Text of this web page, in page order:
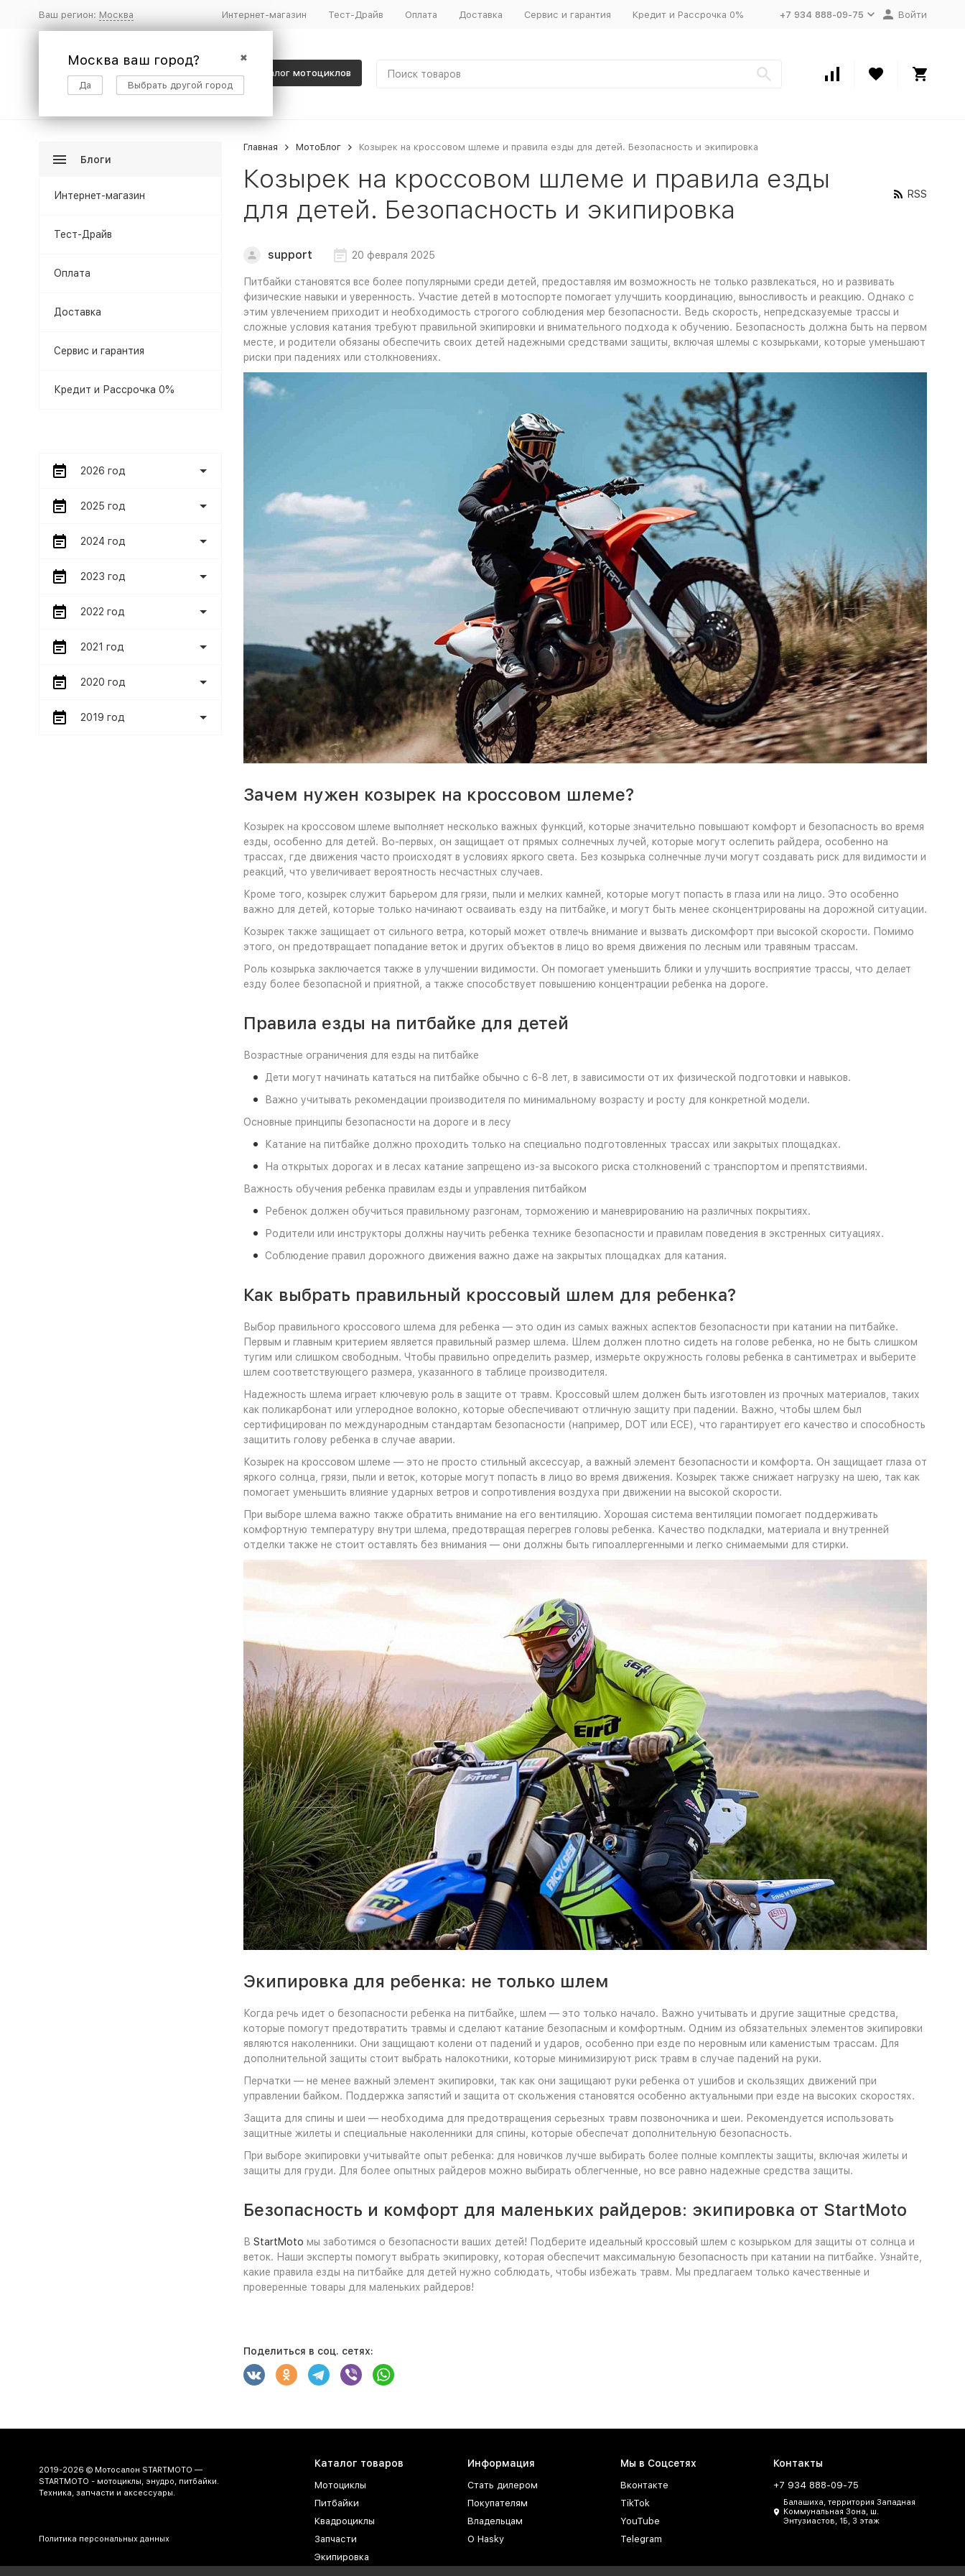
Ваш регион: Москва
✖
Москва ваш город?
Да Выбрать другой город
Интернет-магазин Тест-Драйв Оплата Доставка Сервис и гарантия Кредит и Рассрочка 0% +7 934 888-09-75 Войти
Каталог мотоциклов
Главная МотоБлог Козырек на кроссовом шлеме и правила езды для детей. Безопасность и экипировка
Козырек на кроссовом шлеме и правила езды
для детей. Безопасность и экипировка
RSS
support 20 февраля 2025
Питбайки становятся все более популярными среди детей, предоставляя им возможность не только развлекаться, но и развивать
физические навыки и уверенность. Участие детей в мотоспорте помогает улучшить координацию, выносливость и реакцию. Однако с
этим увлечением приходит и необходимость строгого соблюдения мер безопасности. Ведь скорость, непредсказуемые трассы и
сложные условия катания требуют правильной экипировки и внимательного подхода к обучению. Безопасность должна быть на первом
месте, и родители обязаны обеспечить своих детей надежными средствами защиты, включая шлемы с козырьками, которые уменьшают
риски при падениях или столкновениях.
Зачем нужен козырек на кроссовом шлеме?
Козырек на кроссовом шлеме выполняет несколько важных функций, которые значительно повышают комфорт и безопасность во время
езды, особенно для детей. Во-первых, он защищает от прямых солнечных лучей, которые могут ослепить райдера, особенно на
трассах, где движения часто происходят в условиях яркого света. Без козырька солнечные лучи могут создавать риск для видимости и
реакций, что увеличивает вероятность несчастных случаев.
Кроме того, козырек служит барьером для грязи, пыли и мелких камней, которые могут попасть в глаза или на лицо. Это особенно
важно для детей, которые только начинают осваивать езду на питбайке, и могут быть менее сконцентрированы на дорожной ситуации.
Козырек также защищает от сильного ветра, который может отвлечь внимание и вызвать дискомфорт при высокой скорости. Помимо
этого, он предотвращает попадание веток и других объектов в лицо во время движения по лесным или травяным трассам.
Роль козырька заключается также в улучшении видимости. Он помогает уменьшить блики и улучшить восприятие трассы, что делает
езду более безопасной и приятной, а также способствует повышению концентрации ребенка на дороге.
Правила езды на питбайке для детей
Возрастные ограничения для езды на питбайке
Дети могут начинать кататься на питбайке обычно с 6-8 лет, в зависимости от их физической подготовки и навыков.
Важно учитывать рекомендации производителя по минимальному возрасту и росту для конкретной модели.
Основные принципы безопасности на дороге и в лесу
Катание на питбайке должно проходить только на специально подготовленных трассах или закрытых площадках.
На открытых дорогах и в лесах катание запрещено из-за высокого риска столкновений с транспортом и препятствиями.
Важность обучения ребенка правилам езды и управления питбайком
Ребенок должен обучиться правильному разгонам, торможению и маневрированию на различных покрытиях.
Родители или инструкторы должны научить ребенка технике безопасности и правилам поведения в экстренных ситуациях.
Соблюдение правил дорожного движения важно даже на закрытых площадках для катания.
Как выбрать правильный кроссовый шлем для ребенка?
Выбор правильного кроссового шлема для ребенка — это один из самых важных аспектов безопасности при катании на питбайке.
Первым и главным критерием является правильный размер шлема. Шлем должен плотно сидеть на голове ребенка, но не быть слишком
тугим или слишком свободным. Чтобы правильно определить размер, измерьте окружность головы ребенка в сантиметрах и выберите
шлем соответствующего размера, указанного в таблице производителя.
Надежность шлема играет ключевую роль в защите от травм. Кроссовый шлем должен быть изготовлен из прочных материалов, таких
как поликарбонат или углеродное волокно, которые обеспечивают отличную защиту при падении. Важно, чтобы шлем был
сертифицирован по международным стандартам безопасности (например, DOT или ECE), что гарантирует его качество и способность
защитить голову ребенка в случае аварии.
Козырек на кроссовом шлеме — это не просто стильный аксессуар, а важный элемент безопасности и комфорта. Он защищает глаза от
яркого солнца, грязи, пыли и веток, которые могут попасть в лицо во время движения. Козырек также снижает нагрузку на шею, так как
помогает уменьшить влияние ударных ветров и сопротивления воздуха при движении на высокой скорости.
При выборе шлема важно также обратить внимание на его вентиляцию. Хорошая система вентиляции помогает поддерживать
комфортную температуру внутри шлема, предотвращая перегрев головы ребенка. Качество подкладки, материала и внутренней
отделки также не стоит оставлять без внимания — они должны быть гипоаллергенными и легко снимаемыми для стирки.
Экипировка для ребенка: не только шлем
Когда речь идет о безопасности ребенка на питбайке, шлем — это только начало. Важно учитывать и другие защитные средства,
которые помогут предотвратить травмы и сделают катание безопасным и комфортным. Одним из обязательных элементов экипировки
являются наколенники. Они защищают колени от падений и ударов, особенно при езде по неровным или каменистым трассам. Для
дополнительной защиты стоит выбрать налокотники, которые минимизируют риск травм в случае падений на руки.
Перчатки — не менее важный элемент экипировки, так как они защищают руки ребенка от ушибов и скользящих движений при
управлении байком. Поддержка запястий и защита от скольжения становятся особенно актуальными при езде на высоких скоростях.
Защита для спины и шеи — необходима для предотвращения серьезных травм позвоночника и шеи. Рекомендуется использовать
защитные жилеты и специальные наколенники для спины, которые обеспечат дополнительную безопасность.
При выборе экипировки учитывайте опыт ребенка: для новичков лучше выбирать более полные комплекты защиты, включая жилеты и
защиты для груди. Для более опытных райдеров можно выбирать облегченные, но все равно надежные средства защиты.
Безопасность и комфорт для маленьких райдеров: экипировка от StartMoto
В StartMoto мы заботимся о безопасности ваших детей! Подберите идеальный кроссовый шлем с козырьком для защиты от солнца и
веток. Наши эксперты помогут выбрать экипировку, которая обеспечит максимальную безопасность при катании на питбайке. Узнайте,
какие правила езды на питбайке для детей нужно соблюдать, чтобы избежать травм. Мы предлагаем только качественные и
проверенные товары для маленьких райдеров!
Поделиться в соц. сетях:
Блоги
Интернет-магазин
Тест-Драйв
Оплата
Доставка
Сервис и гарантия
Кредит и Рассрочка 0%
2026 год
2025 год
2024 год
2023 год
2022 год
2021 год
2020 год
2019 год
2019-2026 © Мотосалон STARTMOTO —
STARTMOTO - мотоциклы, энудро, питбайки.
Техника, запчасти и аксессуары.
Политика персональных данных
Каталог товаров
Мотоциклы
Питбайки
Квадроциклы
Запчасти
Экипировка
Информация
Стать дилером
Покупателям
Владельцам
О Hasky
Мы в Соцсетях
Вконтакте
TikTok
YouTube
Telegram
Контакты
+7 934 888-09-75
Балашиха, территория Западная
Коммунальная Зона, ш.
Энтузиастов, 1Б, 3 этаж